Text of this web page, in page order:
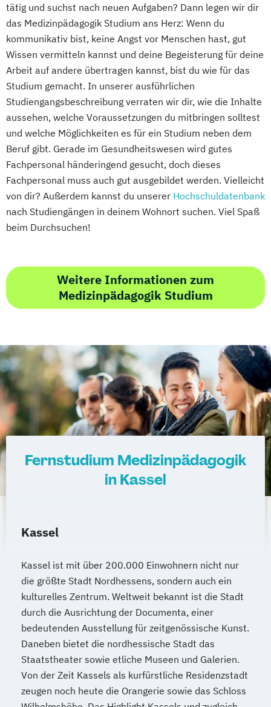
tätig und suchst nach neuen Aufgaben? Dann legen wir dir
das Medizinpädagogik Studium ans Herz: Wenn du
kommunikativ bist, keine Angst vor Menschen hast, gut
Wissen vermitteln kannst und deine Begeisterung für deine
Arbeit auf andere übertragen kannst, bist du wie für das
Studium gemacht. In unserer ausführlichen
Studiengangsbeschreibung verraten wir dir, wie die Inhalte
aussehen, welche Voraussetzungen du mitbringen solltest
und welche Möglichkeiten es für ein Studium neben dem
Beruf gibt. Gerade im Gesundheitswesen wird gutes
Fachpersonal händeringend gesucht, doch dieses
Fachpersonal muss auch gut ausgebildet werden. Vielleicht
von dir? Außerdem kannst du unserer Hochschuldatenbank
nach Studiengängen in deinem Wohnort suchen. Viel Spaß
beim Durchsuchen!
Weitere Informationen zum
Medizinpädagogik Studium
Fernstudium Medizinpädagogik
in Kassel
Kassel
Kassel ist mit über 200.000 Einwohnern nicht nur
die größte Stadt Nordhessens, sondern auch ein
kulturelles Zentrum. Weltweit bekannt ist die Stadt
durch die Ausrichtung der Documenta, einer
bedeutenden Ausstellung für zeitgenössische Kunst.
Daneben bietet die nordhessische Stadt das
Staatstheater sowie etliche Museen und Galerien.
Von der Zeit Kassels als kurfürstliche Residenzstadt
zeugen noch heute die Orangerie sowie das Schloss